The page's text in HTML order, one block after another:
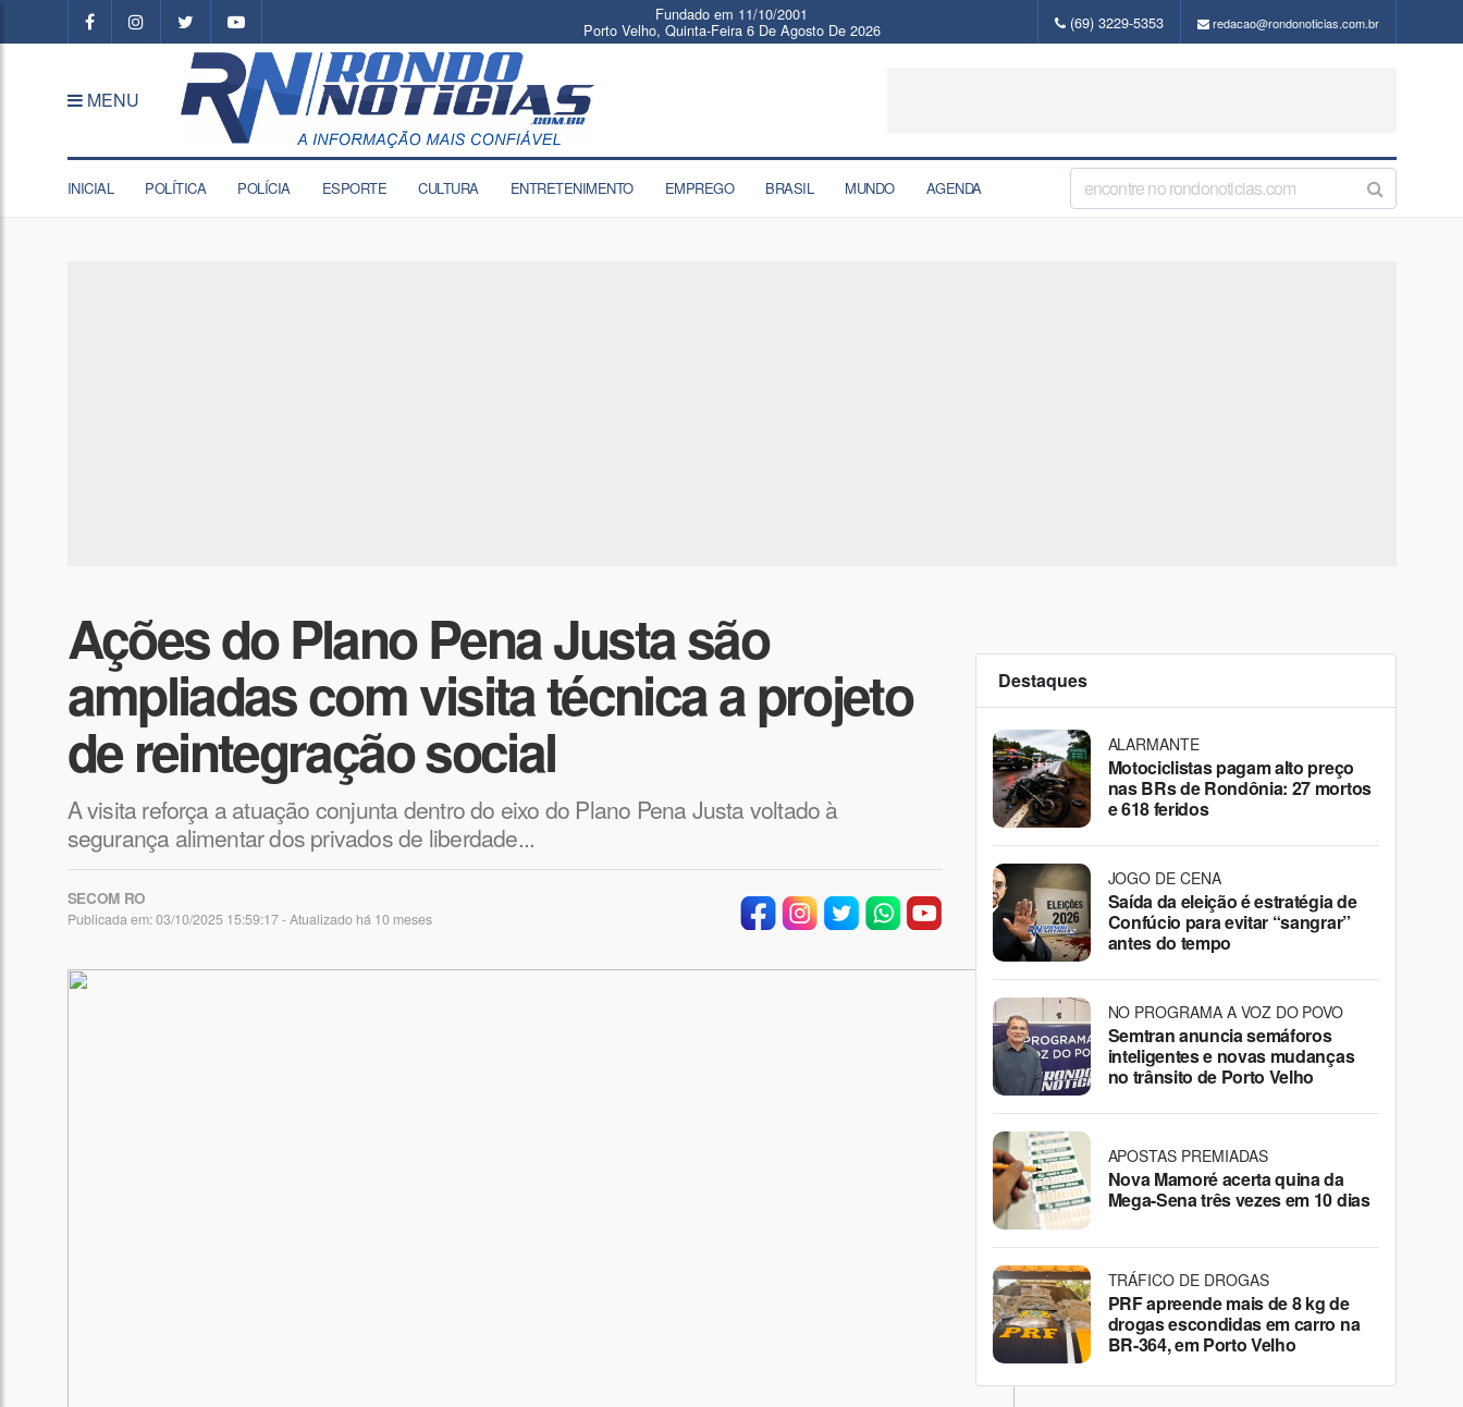
Fundado em 11/10/2001
Porto Velho, Quinta-Feira 6 De Agosto De 2026 (69) 3229-5353 redacao@rondonoticias.com.br
MENU
INICIAL POLÍTICA POLÍCIA ESPORTE CULTURA ENTRETENIMENTO EMPREGO BRASIL MUNDO AGENDA
Ações do Plano Pena Justa são
ampliadas com visita técnica a projeto
de reintegração social
A visita reforça a atuação conjunta dentro do eixo do Plano Pena Justa voltado à
segurança alimentar dos privados de liberdade...
SECOM RO
Publicada em: 03/10/2025 15:59:17 - Atualizado há 10 meses
Destaques
ALARMANTE
Motociclistas pagam alto preço
nas BRs de Rondônia: 27 mortos
e 618 feridos
JOGO DE CENA
Saída da eleição é estratégia de
Confúcio para evitar “sangrar”
antes do tempo
NO PROGRAMA A VOZ DO POVO
Semtran anuncia semáforos
inteligentes e novas mudanças
no trânsito de Porto Velho
APOSTAS PREMIADAS
Nova Mamoré acerta quina da
Mega-Sena três vezes em 10 dias
TRÁFICO DE DROGAS
PRF apreende mais de 8 kg de
drogas escondidas em carro na
BR-364, em Porto Velho